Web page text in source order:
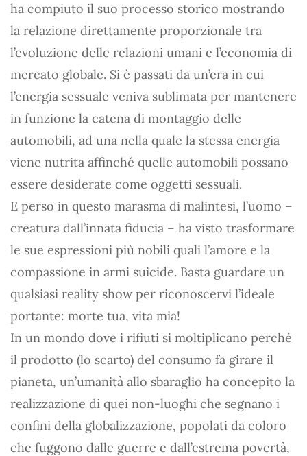
ha compiuto il suo processo storico mostrando
la relazione direttamente proporzionale tra
l’evoluzione delle relazioni umani e l’economia di
mercato globale. Si è passati da un’era in cui
l’energia sessuale veniva sublimata per mantenere
in funzione la catena di montaggio delle
automobili, ad una nella quale la stessa energia
viene nutrita affinché quelle automobili possano
essere desiderate come oggetti sessuali.
E perso in questo marasma di malintesi, l’uomo –
creatura dall’innata fiducia – ha visto trasformare
le sue espressioni più nobili quali l’amore e la
compassione in armi suicide. Basta guardare un
qualsiasi reality show per riconoscervi l’ideale
portante: morte tua, vita mia!
In un mondo dove i rifiuti si moltiplicano perché
il prodotto (lo scarto) del consumo fa girare il
pianeta, un’umanità allo sbaraglio ha concepito la
realizzazione di quei non-luoghi che segnano i
confini della globalizzazione, popolati da coloro
che fuggono dalle guerre e dall’estrema povertà,